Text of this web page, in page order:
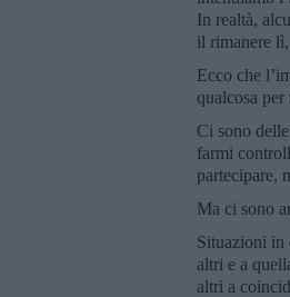
In realtà,
il rimanere
Ecco che
qualcosa
Ci sono
farmi
partecipare,
Ma ci sono
Situazioni in
altri e a
altri a